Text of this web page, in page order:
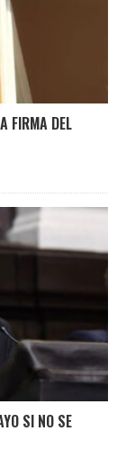
FIRMA DEL
SI NO SE